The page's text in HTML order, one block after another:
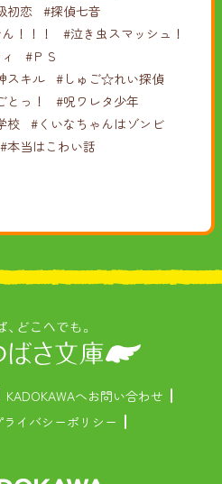
初恋
#探偵七音
！！！
#泣き虫スマッシュ！
#ＰＳ
スキル #しゅご☆れい探偵
とっ！
#呪ワレタ少年
校 #くいなちゃんはゾンビ
#本当はこわい話
KADOKAWAへお問い合わせ
ライバシーポリシー